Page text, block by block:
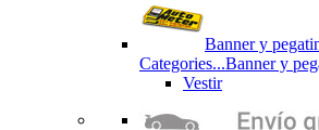
Banner y
Categories...Banner y
Vestir